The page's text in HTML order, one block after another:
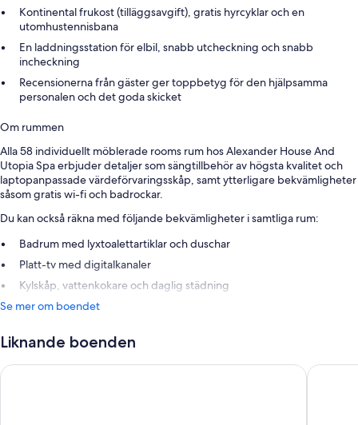
Kontinental frukost (tilläggsavgift), gratis hyrcyklar och en
utomhustennisbana
En laddningsstation för elbil, snabb utcheckning och snabb
incheckning
Recensionerna från gäster ger toppbetyg för den hjälpsamma
personalen och det goda skicket
Om rummen
Alla 58 individuellt möblerade rooms rum hos Alexander House And
Utopia Spa erbjuder detaljer som sängtillbehör av högsta kvalitet och
laptopanpassade värdeförvaringsskåp, samt ytterligare bekvämligheter
såsom gratis wi-fi och badrockar.
Du kan också räkna med följande bekvämligheter i samtliga rum:
Badrum med lyxtoalettartiklar och duschar
Platt-tv med digitalkanaler
Kylskåp, vattenkokare och daglig städning
Se mer om boendet
Liknande boenden
Hilton London Gatwick Airport The